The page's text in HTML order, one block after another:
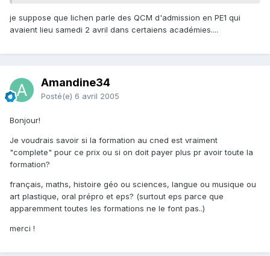
je suppose que lichen parle des QCM d'admission en PE1 qui
avaient lieu samedi 2 avril dans certaiens académies....
Amandine34
Posté(e) 6 avril 2005
Bonjour!
Je voudrais savoir si la formation au cned est vraiment
"complete" pour ce prix ou si on doit payer plus pr avoir toute la
formation?
français, maths, histoire géo ou sciences, langue ou musique ou
art plastique, oral prépro et eps? (surtout eps parce que
apparemment toutes les formations ne le font pas..)
merci !